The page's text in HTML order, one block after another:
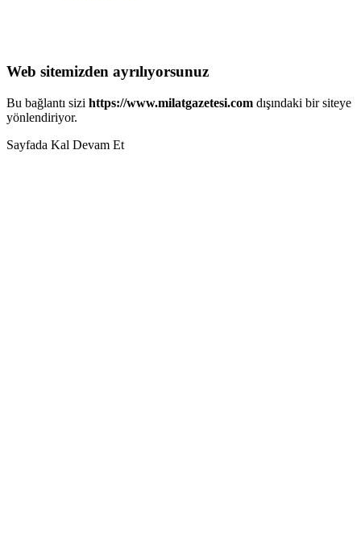
Web sitemizden ayrılıyorsunuz
Bu bağlantı sizi https://www.milatgazetesi.com dışındaki bir siteye
yönlendiriyor.
Sayfada Kal Devam Et